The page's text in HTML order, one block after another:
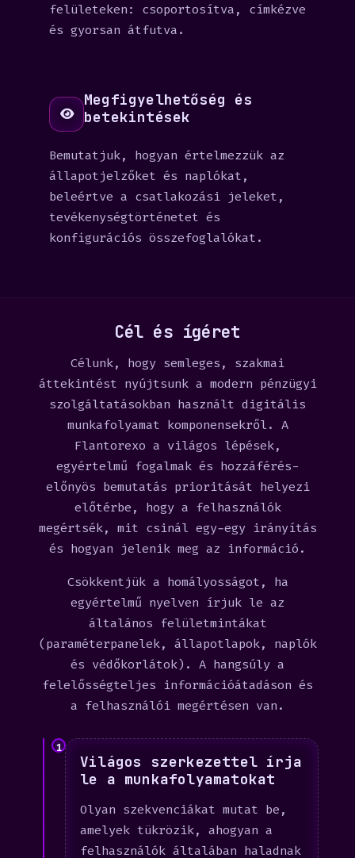
felületeken: csoportosítva, címkézve
és gyorsan átfutva.
Megfigyelhetőség és
betekintések
Bemutatjuk, hogyan értelmezzük az
állapotjelzőket és naplókat,
beleértve a csatlakozási jeleket,
tevékenységtörténetet és
konfigurációs összefoglalókat.
Cél és ígéret
Célunk, hogy semleges, szakmai
áttekintést nyújtsunk a modern pénzügyi
szolgáltatásokban használt digitális
munkafolyamat komponensekről. A
Flantorexo a világos lépések,
egyértelmű fogalmak és hozzáférés-
előnyös bemutatás prioritását helyezi
előtérbe, hogy a felhasználók
megértsék, mit csinál egy-egy irányítás
és hogyan jelenik meg az információ.
Csökkentjük a homályosságot, ha
egyértelmű nyelven írjuk le az
általános felületmintákat
(paraméterpanelek, állapotlapok, naplók
és védőkorlátok). A hangsúly a
felelősségteljes információátadáson és
a felhasználói megértésen van.
1
Világos szerkezettel írja
le a munkafolyamatokat
Olyan szekvenciákat mutat be,
amelyek tükrözik, ahogyan a
felhasználók általában haladnak